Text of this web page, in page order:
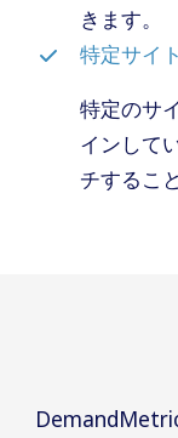
きます。
特定サイ
特定のサ
インして
チするこ